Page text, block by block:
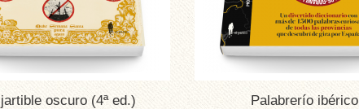
oscuro (4ª ed.) Palabrerío ibérico